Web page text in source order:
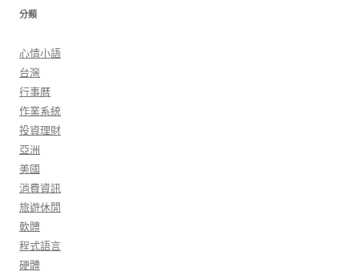
分類
心情小語
台灣
行事曆
作業系統
投資理財
亞洲
美國
消費資訊
旅遊休閒
軟體
程式語言
硬體